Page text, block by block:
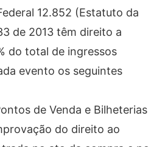
12.852 (Estatuto da
de 2013 têm direito a
do total de ingressos
evento os seguintes
de Venda e Bilheterias
do direito ao